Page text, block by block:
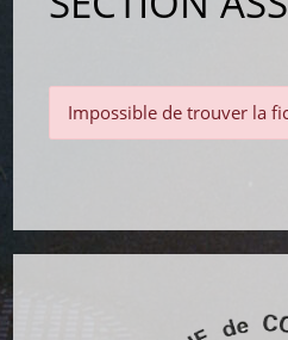
Impossible de trouver la